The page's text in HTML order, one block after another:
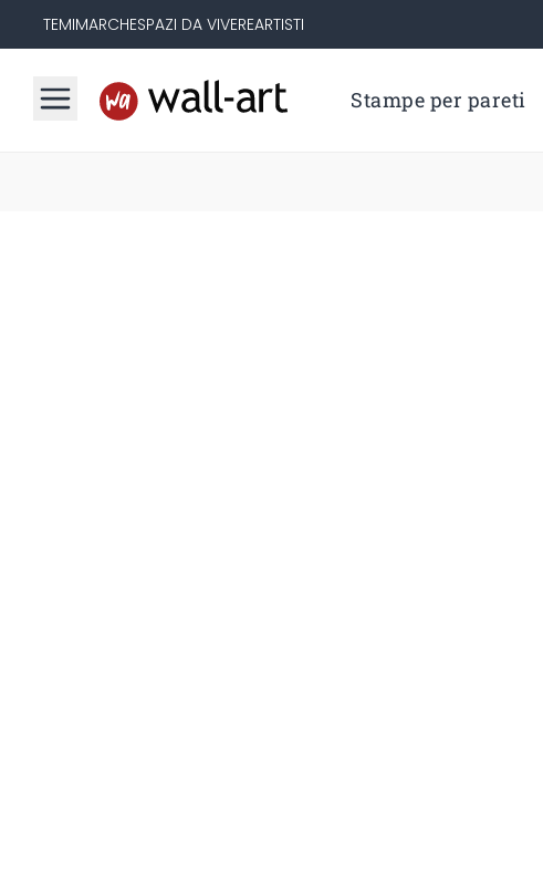
TEMIMARCHESPAZI DA VIVEREARTISTI
Stampe per pareti